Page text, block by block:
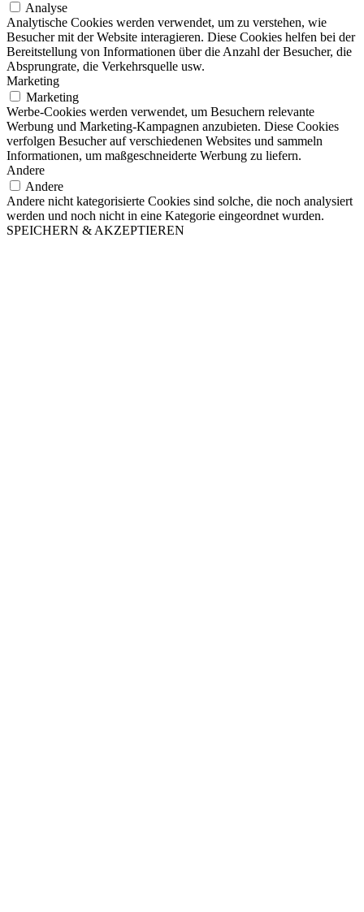
Analyse
Analytische Cookies werden verwendet, um zu verstehen, wie
Besucher mit der Website interagieren. Diese Cookies helfen bei der
Bereitstellung von Informationen über die Anzahl der Besucher, die
Absprungrate, die Verkehrsquelle usw.
Marketing
Marketing
Werbe-Cookies werden verwendet, um Besuchern relevante
Werbung und Marketing-Kampagnen anzubieten. Diese Cookies
verfolgen Besucher auf verschiedenen Websites und sammeln
Informationen, um maßgeschneiderte Werbung zu liefern.
Andere
Andere
Andere nicht kategorisierte Cookies sind solche, die noch analysiert
werden und noch nicht in eine Kategorie eingeordnet wurden.
SPEICHERN & AKZEPTIEREN